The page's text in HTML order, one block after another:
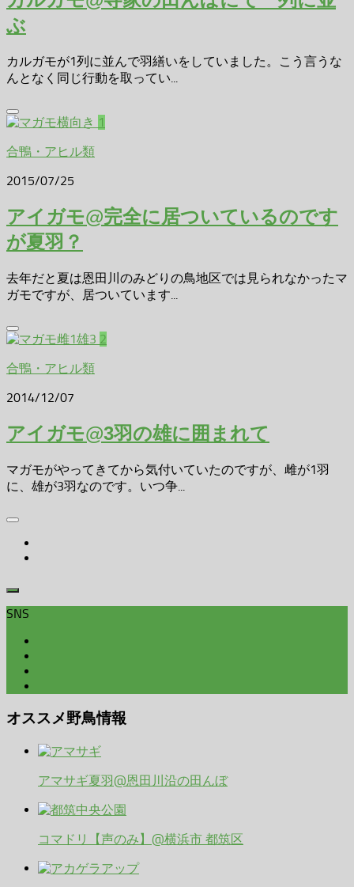
ぶ
カルガモが1列に並んで羽繕いをしていました。こう言うな
んとなく同じ行動を取ってい...
1
合鴨・アヒル類
2015/07/25
アイガモ@完全に居ついているのです
が夏羽？
去年だと夏は恩田川のみどりの鳥地区では見られなかったマ
ガモですが、居ついています...
2
合鴨・アヒル類
2014/12/07
アイガモ@3羽の雄に囲まれて
マガモがやってきてから気付いていたのですが、雌が1羽
に、雄が3羽なのです。いつ争...
SNS
オススメ野鳥情報
アマサギ夏羽@恩田川沿の田んぼ
コマドリ【声のみ】@横浜市 都筑区